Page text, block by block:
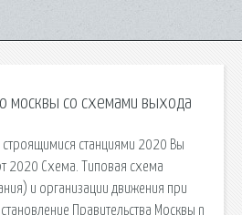
москвы со схемами выхода
станциями 2020 Вы
2020 Схема. Типовая схема
и организации движения при
Правительства Москвы n